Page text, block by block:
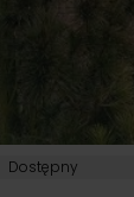
Dostępny